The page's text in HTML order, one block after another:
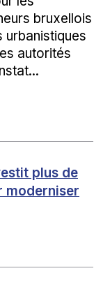
bruxellois
autorités
plus de
moderniser